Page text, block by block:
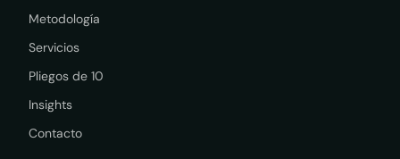
Metodología
Servicios
Pliegos de 10
Insights
Contacto